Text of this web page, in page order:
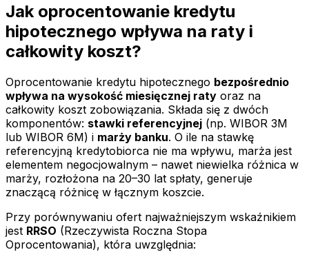
Jak oprocentowanie kredytu
hipotecznego wpływa na raty i
całkowity koszt?
Oprocentowanie kredytu hipotecznego bezpośrednio
wpływa na wysokość miesięcznej raty oraz na
całkowity koszt zobowiązania. Składa się z dwóch
komponentów: stawki referencyjnej (np. WIBOR 3M
lub WIBOR 6M) i marży banku. O ile na stawkę
referencyjną kredytobiorca nie ma wpływu, marża jest
elementem negocjowalnym – nawet niewielka różnica w
marży, rozłożona na 20–30 lat spłaty, generuje
znaczącą różnicę w łącznym koszcie.
Przy porównywaniu ofert najważniejszym wskaźnikiem
jest RRSO (Rzeczywista Roczna Stopa
Oprocentowania), która uwzględnia: